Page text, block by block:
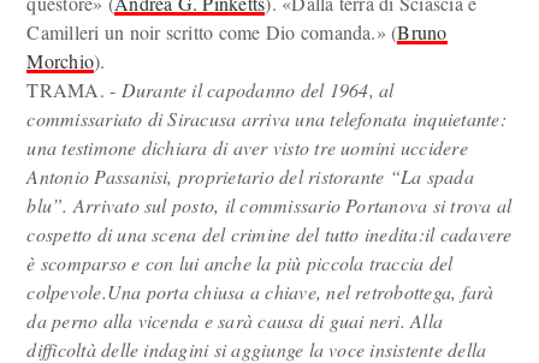
Camilleri un noir scritto come Dio comanda.» (Bruno
Morchio).
TRAMA. - Durante il capodanno del 1964, al
commissariato di Siracusa arriva una telefonata inquietante:
una testimone dichiara di aver visto tre uomini uccidere
Antonio Passanisi, proprietario del ristorante “La spada
blu”. Arrivato sul posto, il commissario Portanova si trova al
cospetto di una scena del crimine del tutto inedita:il cadavere
è scomparso e con lui anche la più piccola traccia del
colpevole.Una porta chiusa a chiave, nel retrobottega, farà
da perno alla vicenda e sarà causa di guai neri. Alla
difficoltà delle indagini si aggiunge la voce insistente della